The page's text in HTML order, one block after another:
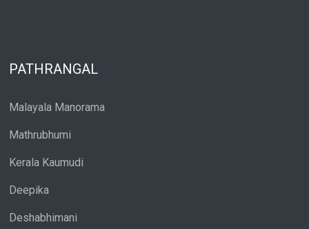
PATHRANGAL
Malayala Manorama
Mathrubhumi
Kerala Kaumudi
Deepika
Deshabhimani